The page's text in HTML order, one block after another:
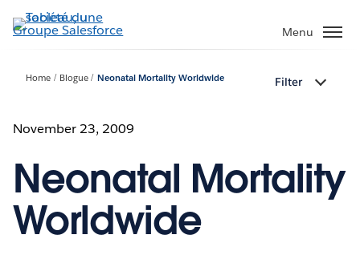
Aller
au
Menu
Home Blogue Neonatal Mortality Worldwide Filter
November 23, 2009
Neonatal Mortality
Worldwide